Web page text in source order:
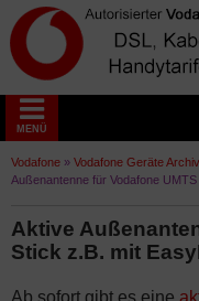
MENÜ
Vodafone » Vodafone Geräte
Außenantenne für Vodafone
Aktive
Stick z.B. mit
Ab sofort gibt es eine